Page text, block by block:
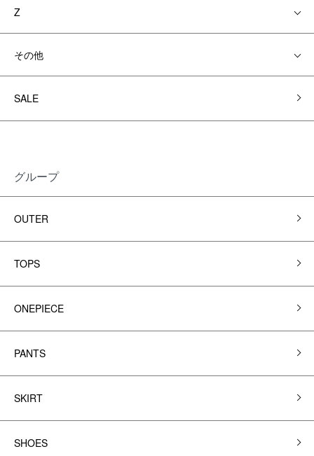
Z
その他
SALE
グループ
OUTER
TOPS
ONEPIECE
PANTS
SKIRT
SHOES